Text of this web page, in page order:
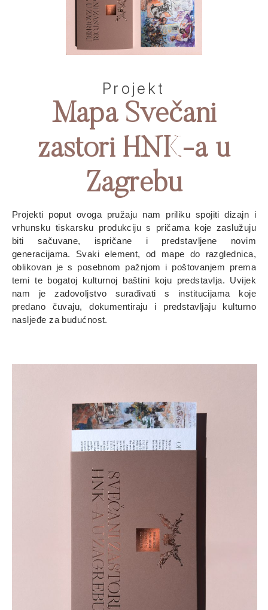
Projekt
Mapa Svečani
zastori HNK-a u
Zagrebu
Projekti poput ovoga pružaju nam priliku spojiti dizajn i
vrhunsku tiskarsku produkciju s pričama koje zaslužuju
biti sačuvane, ispričane i predstavljene novim
generacijama. Svaki element, od mape do razglednica,
oblikovan je s posebnom pažnjom i poštovanjem prema
temi te bogatoj kulturnoj baštini koju predstavlja. Uvijek
nam je zadovoljstvo surađivati s institucijama koje
predano čuvaju, dokumentiraju i predstavljaju kulturno
nasljeđe za budućnost.